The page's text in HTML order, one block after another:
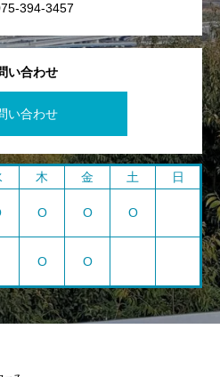
い合わせ
い合わせ
394-3457
木 金 土
日
O O O
O O